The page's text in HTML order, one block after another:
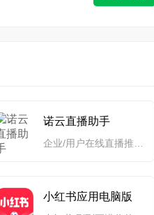
诺云直播助手
小红书应用电脑版